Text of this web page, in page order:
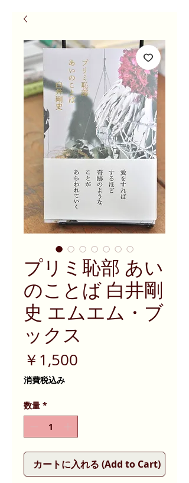
プリミ恥部 あい
のことば 白井剛
史 エムエム・ブ
ックス
￥1,500
消費税込み
数量 *
カートに入れる (Add to Cart)